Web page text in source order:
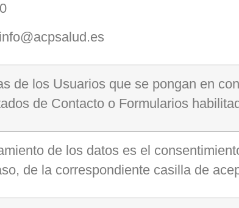
de los Usuarios que se pongan en
de Contacto o Formularios
de los datos es el
de la correspondiente casilla de